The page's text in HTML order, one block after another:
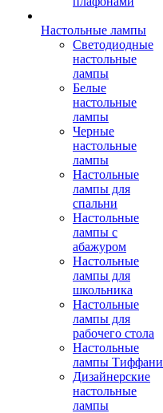
Настольные лампы
Светодиодные
настольные
лампы
Белые
настольные
лампы
Черные
настольные
лампы
Настольные
лампы для
спальни
Настольные
лампы с
абажуром
Настольные
лампы для
школьника
Настольные
лампы для
рабочего стола
Настольные
лампы Тиффани
Дизайнерские
настольные
лампы